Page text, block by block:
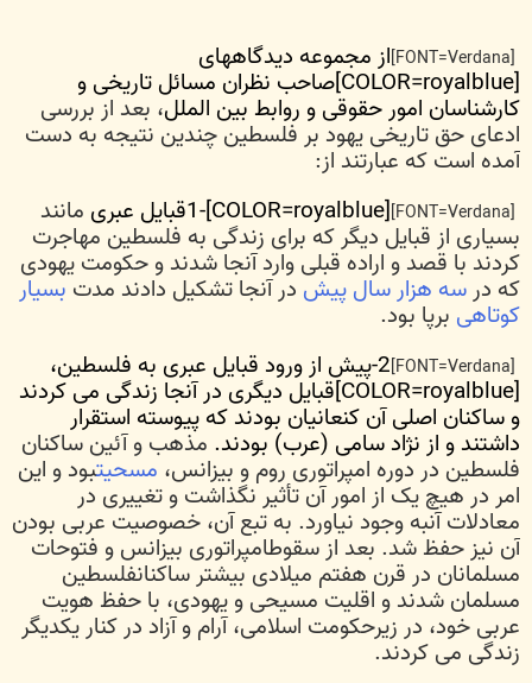
از مجموعه دیدگاههای
[COLOR=royalblue]صاحب نظران مسائل تاریخی و
کارشناسان امور حقوقی و روابط بین الملل، بعد از بررسی
ادعای حق تاریخی یهود بر فلسطین چندین نتیجه به دست
آمده است که عبارتند از:
1-[COLOR=royalblue]قبایل عبری مانند
بسیاری از قبایل دیگر که برای زندگی به فلسطین مهاجرت
کردند با قصد و اراده قبلی وارد آنجا شدند و حکومت یهودی
که درسه هزار سال پیشدر آنجا تشکیل دادند مدتبسیار
کوتاهیبرپا بود.
2-پیش از ورود قبایل عبری به فلسطین،
[COLOR=royalblue]قبایل دیگری در آنجا زندگی می کردند
و ساکنان اصلی آن کنعانیان بودند که پیوسته استقرار
داشتند و از نژاد سامی (عرب) بودند. مذهب و آئین ساکنان
فلسطین در دوره امپراتوری روم و بیزانس، مسحیتبود و این
امر در هیچ یک از امور آن تأثیر نگذاشت و تغییری در
معادلات آنبه وجود نیاورد. به تبع آن، خصوصیت عربی بودن
آن نیز حفظ شد. بعد از سقوطامپراتوری بیزانس و فتوحات
مسلمانان در قرن هفتم میلادی بیشتر ساکنانفلسطین
مسلمان شدند و اقلیت مسیحی و یهودی، با حفظ هویت
عربی خود، در زیرحکومت اسلامی، آرام و آزاد در کنار یکدیگر
زندگی می کردند.